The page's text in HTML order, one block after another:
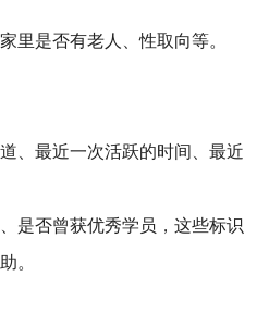
里是否有老人、性取向等。
、最近一次活跃的时间、最近
是否曾获优秀学员，这些标识
。